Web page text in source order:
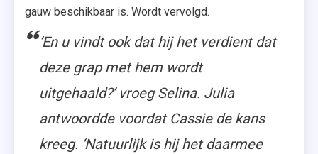
gauw beschikbaar is. Wordt vervolgd.
‘En u vindt ook dat hij het verdient dat
deze grap met hem wordt
uitgehaald?’ vroeg Selina. Julia
antwoordde voordat Cassie de kans
kreeg. ‘Natuurlijk is hij het daarmee